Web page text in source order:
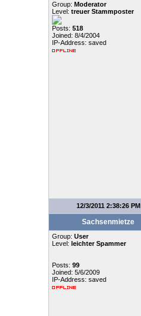
Group: Moderator
Level: treuer Stammposter
Posts: 518
Joined: 8/4/2004
IP-Address: saved
12/3/2011 2:38:26 PM
Sachsenmietze
Group: User
Level: leichter Spammer
Posts: 99
Joined: 5/6/2009
IP-Address: saved